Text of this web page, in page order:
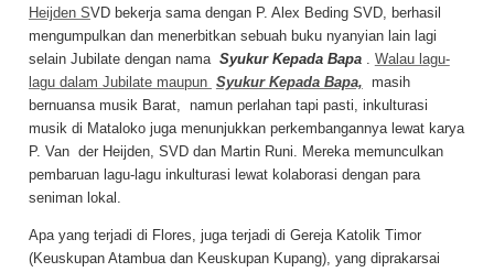
Heijden SVD bekerja sama dengan P. Alex Beding SVD, berhasil
mengumpulkan dan menerbitkan sebuah buku nyanyian lain lagi
selain Jubilate dengan nama Syukur Kepada Bapa . Walau lagu-
lagu dalam Jubilate maupun Syukur Kepada Bapa, masih
bernuansa musik Barat, namun perlahan tapi pasti, inkulturasi
musik di Mataloko juga menunjukkan perkembangannya lewat karya
P. Van der Heijden, SVD dan Martin Runi. Mereka memunculkan
pembaruan lagu-lagu inkulturasi lewat kolaborasi dengan para
seniman lokal.
Apa yang terjadi di Flores, juga terjadi di Gereja Katolik Timor
(Keuskupan Atambua dan Keuskupan Kupang), yang diprakarsai